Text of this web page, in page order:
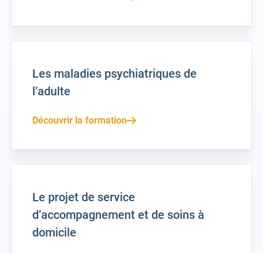
Les maladies psychiatriques de
l’adulte
Découvrir la formation
Le projet de service
d’accompagnement et de soins à
domicile